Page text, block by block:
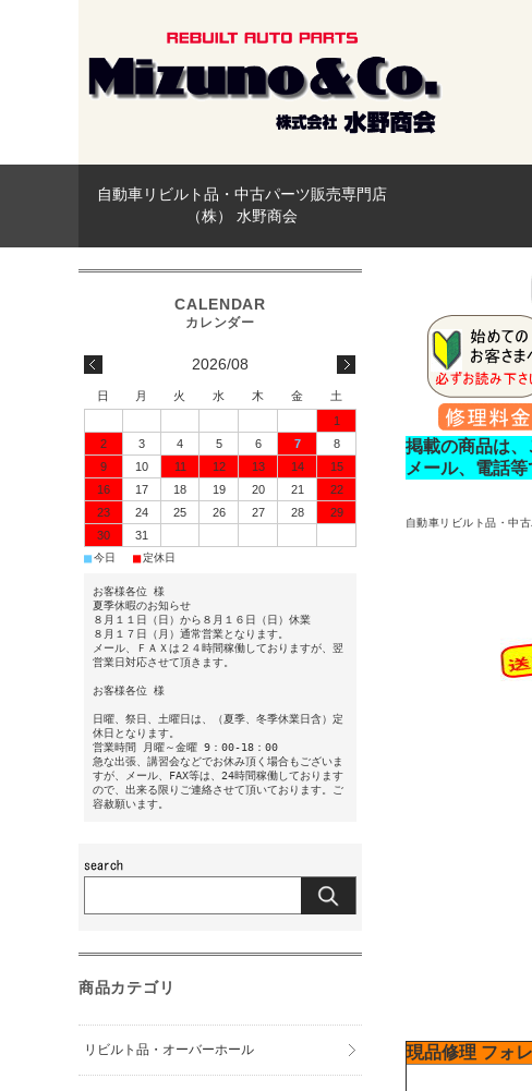
自動車リビルト品・中古パーツ販売専門店
（株） 水野商会
掲載の商品は、
メール、電話
自動車リビルト品・中
現品修理 フォ
2026/08
日 月 火 水 木 金
土
1
2
3 4 5 6 7
8
9
10 11 12 13 14
15
16
17 18 19 20 21
22
23
24 25 26 27 28
29
30
31
■今日 ■定休日
お客様各位 様
夏季休暇のお知らせ
８月１１日（日）から８月１６日（日）休業
８月１７日（月）通常営業となります。
メール、ＦＡＸは２４時間稼働しておりますが、翌
営業日対応させて頂きます。
お客様各位 様
日曜、祭日、土曜日は、（夏季、冬季休業日含）定
休日となります。
営業時間 月曜～金曜 9：00-18：00
急な出張、講習会などでお休み頂く場合もございま
すが、メール、FAX等は、24時間稼働しております
ので、出来る限りご連絡させて頂いております。ご
容赦願います。
商品カテゴリ
リビルト品・オーバーホール